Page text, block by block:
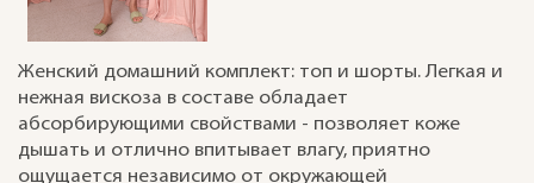
Женский домашний комплект: топ и шорты. Легкая и
нежная вискоза в составе обладает
абсорбирующими свойствами - позволяет коже
дышать и отлично впитывает влагу, приятно
ощущается независимо от окружающей